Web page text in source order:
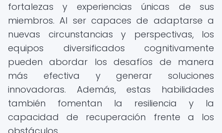
fortalezas y experiencias únicas de sus
miembros. Al ser capaces de adaptarse a
nuevas circunstancias y perspectivas, los
equipos diversificados cognitivamente
pueden abordar los desafíos de manera
más efectiva y generar soluciones
innovadoras. Además, estas habilidades
también fomentan la resiliencia y la
capacidad de recuperación frente a los